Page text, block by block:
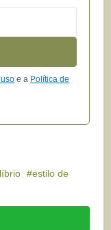
e a Política de
estilo de